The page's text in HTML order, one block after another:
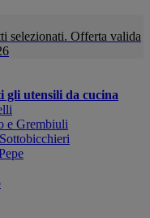
selezionati. Offerta valida
gli utensili da cucina
e Grembiuli